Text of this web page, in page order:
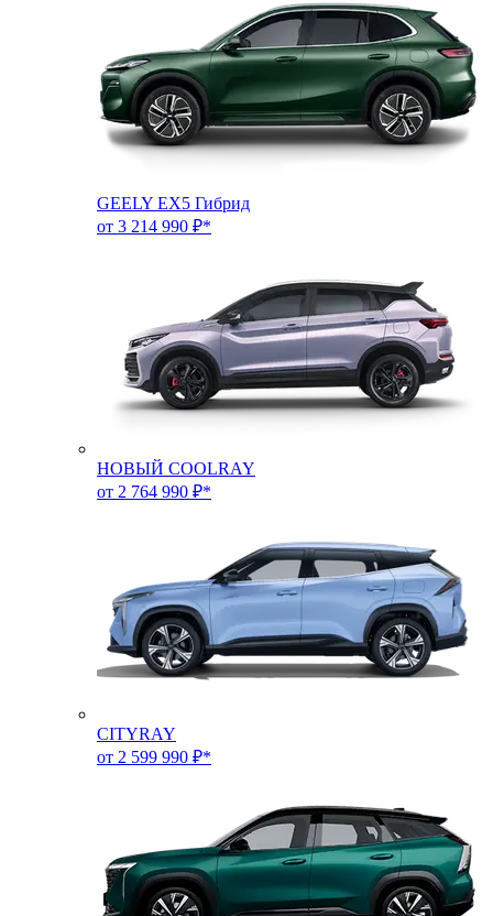
GEELY EX5 Гибрид
от 3 214 990 ₽*
НОВЫЙ COOLRAY
от 2 764 990 ₽*
CITYRAY
от 2 599 990 ₽*